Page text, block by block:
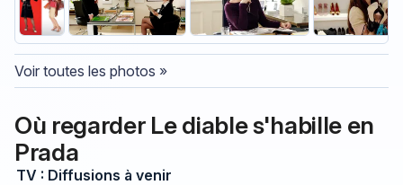
Voir toutes les photos »
Où regarder Le diable s'habille en
Prada
TV : Diffusions à venir